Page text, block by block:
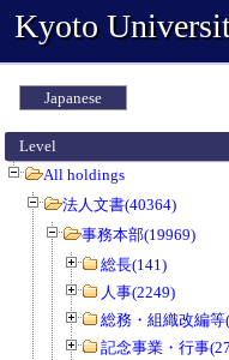
Kyoto
Japanese
Level
All holdings
法人文書(40364)
事務本部(19969)
総長(141)
人事(2249)
総務・組織改編等
記念事業・行事